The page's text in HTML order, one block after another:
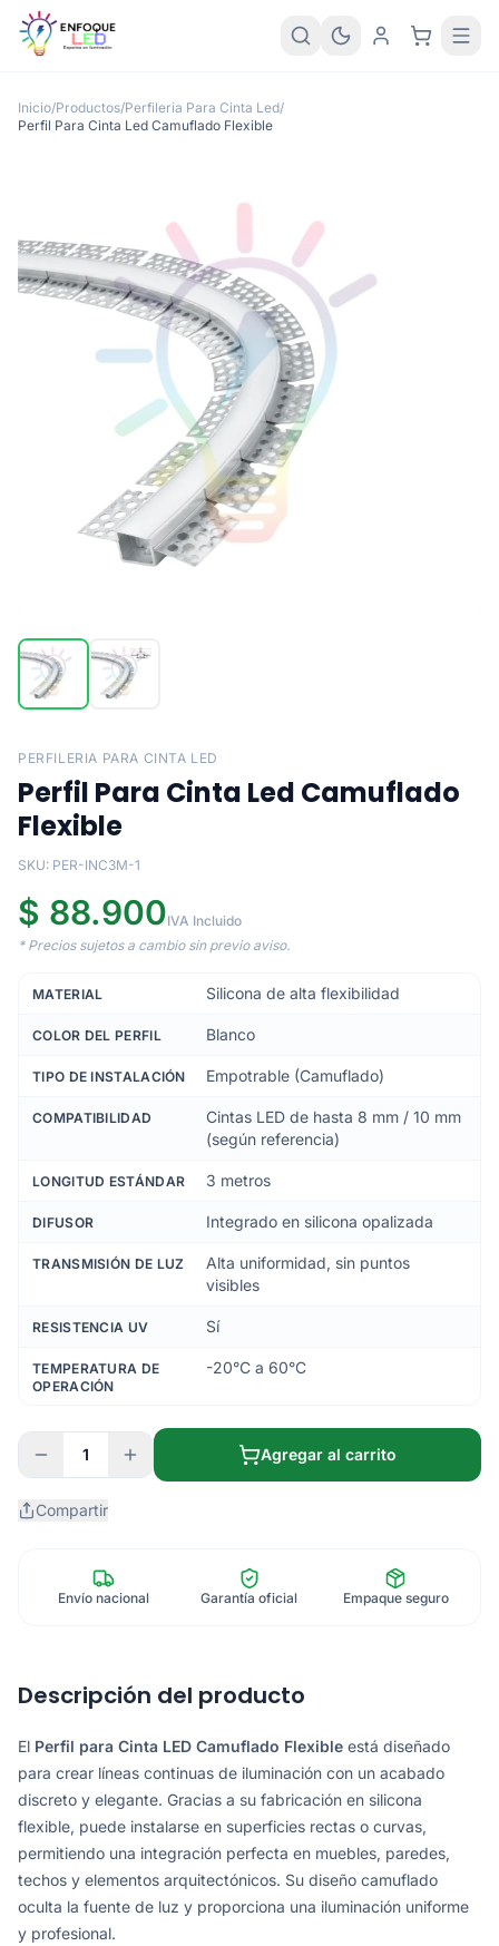
Inicio/Productos/Perfileria Para Cinta Led/
Perfil Para Cinta Led Camuflado Flexible
PERFILERIA PARA CINTA LED
Perfil Para Cinta Led Camuflado
Flexible
SKU: PER-INC3M-1
$ 88.900IVA Incluido
* Precios sujetos a cambio sin previo aviso.
MATERIAL Silicona de alta flexibilidad
COLOR DEL PERFIL Blanco
TIPO DE INSTALACIÓN Empotrable (Camuflado)
COMPATIBILIDAD
Cintas LED de hasta 8 mm / 10 mm
(según referencia)
LONGITUD ESTÁNDAR 3 metros
DIFUSOR Integrado en silicona opalizada
TRANSMISIÓN DE LUZ
Alta uniformidad, sin puntos
visibles
RESISTENCIA UV Sí
TEMPERATURA DE
OPERACIÓN
-20°C a 60°C
1 Agregar al carrito
Compartir
Envío nacional Garantía oficial Empaque seguro
Descripción del producto
El Perfil para Cinta LED Camuflado Flexible está diseñado
para crear líneas continuas de iluminación con un acabado
discreto y elegante. Gracias a su fabricación en silicona
flexible, puede instalarse en superficies rectas o curvas,
permitiendo una integración perfecta en muebles, paredes,
techos y elementos arquitectónicos. Su diseño camuflado
oculta la fuente de luz y proporciona una iluminación uniforme
y profesional.